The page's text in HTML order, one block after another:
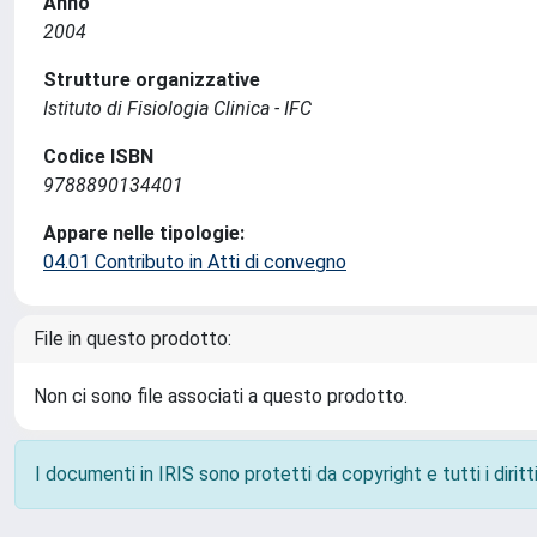
2004
Strutture organizzative
Istituto di Fisiologia Clinica - IFC
Codice ISBN
9788890134401
Appare nelle tipologie:
04.01 Contributo in Atti di convegno
File in questo prodotto:
Non ci sono file associati a questo prodotto.
I documenti in IRIS sono protetti da copyright e tutti i